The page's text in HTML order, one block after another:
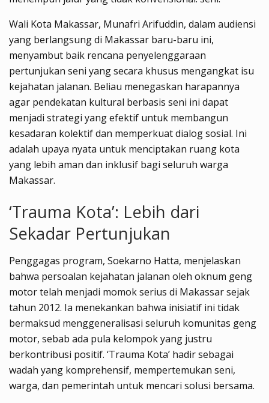
Wali Kota Makassar, Munafri Arifuddin, dalam audiensi
yang berlangsung di Makassar baru-baru ini,
menyambut baik rencana penyelenggaraan
pertunjukan seni yang secara khusus mengangkat isu
kejahatan jalanan. Beliau menegaskan harapannya
agar pendekatan kultural berbasis seni ini dapat
menjadi strategi yang efektif untuk membangun
kesadaran kolektif dan memperkuat dialog sosial. Ini
adalah upaya nyata untuk menciptakan ruang kota
yang lebih aman dan inklusif bagi seluruh warga
Makassar.
‘Trauma Kota’: Lebih dari
Sekadar Pertunjukan
Penggagas program, Soekarno Hatta, menjelaskan
bahwa persoalan kejahatan jalanan oleh oknum geng
motor telah menjadi momok serius di Makassar sejak
tahun 2012. Ia menekankan bahwa inisiatif ini tidak
bermaksud menggeneralisasi seluruh komunitas geng
motor, sebab ada pula kelompok yang justru
berkontribusi positif. ‘Trauma Kota’ hadir sebagai
wadah yang komprehensif, mempertemukan seni,
warga, dan pemerintah untuk mencari solusi bersama.